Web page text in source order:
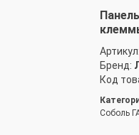
Артикул:
Бренд:
Код
Соболь